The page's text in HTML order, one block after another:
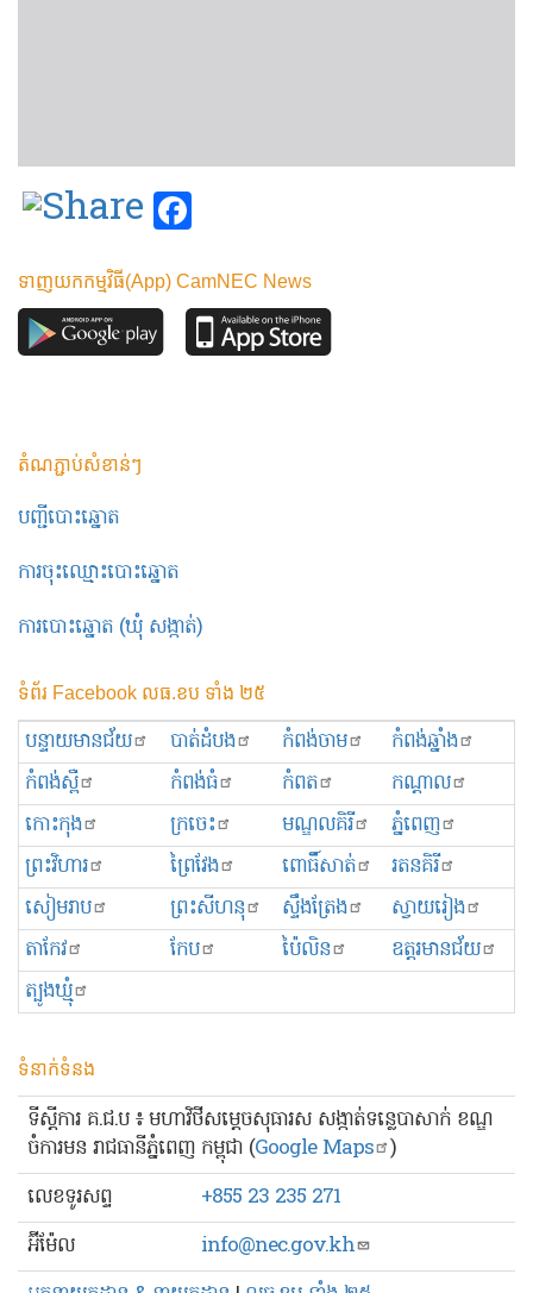
ទាញយកកម្មវិធី(App) CamNEC News
តំណភ្ជាប់សំខាន់ៗ
បញ្ជីបោះឆ្នោត
ការចុះឈ្មោះបោះឆ្នោត
ការបោះឆ្នោត (ឃុំ សង្កាត់)
ទំព័រ Facebook លធ.ខប ទាំង ២៥
បន្ទាយមានជ័យ បាត់ដំបង កំពង់ចាម
កំពង់ឆ្នាំង
កំពង់ស្ពឺ
កំពង់ធំ កំពត
កណ្ដាល
កោះកុង
ក្រចេះ មណ្ឌលគិរី
ភ្នំពេញ
ព្រះ​វិហារ
ព្រៃវែង ពោធិ៍សាត់
រតនគិរី
សៀមរាប
ព្រះសីហនុ ស្ទឹងត្រែង
ស្វាយរៀង
តាកែវ
កែប ប៉ៃលិន
ឧត្ដរមានជ័យ
ត្បូងឃ្មុំ
ទំនាក់ទំនង
ទីស្ដីការ គ.ជ.ប ៖ មហាវិថីសម្ដេចសុធារស សង្កាត់ទន្លេបាសាក់ ខណ្ឌ
ចំការមន រាជធានីភ្នំពេញ កម្ពុជា (Google Maps )
លេខ​ទូរសព្ទ
+855 23 235 271
អ៊ីម៉ែល
info@nec.gov.kh